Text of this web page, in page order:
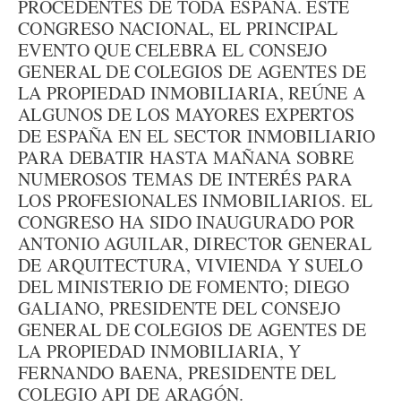
PROCEDENTES DE TODA ESPAÑA. ESTE
CONGRESO NACIONAL, EL PRINCIPAL
EVENTO QUE CELEBRA EL CONSEJO
GENERAL DE COLEGIOS DE AGENTES DE
LA PROPIEDAD INMOBILIARIA, REÚNE A
ALGUNOS DE LOS MAYORES EXPERTOS
DE ESPAÑA EN EL SECTOR INMOBILIARIO
PARA DEBATIR HASTA MAÑANA SOBRE
NUMEROSOS TEMAS DE INTERÉS PARA
LOS PROFESIONALES INMOBILIARIOS. EL
CONGRESO HA SIDO INAUGURADO POR
ANTONIO AGUILAR, DIRECTOR GENERAL
DE ARQUITECTURA, VIVIENDA Y SUELO
DEL MINISTERIO DE FOMENTO; DIEGO
GALIANO, PRESIDENTE DEL CONSEJO
GENERAL DE COLEGIOS DE AGENTES DE
LA PROPIEDAD INMOBILIARIA, Y
FERNANDO BAENA, PRESIDENTE DEL
COLEGIO API DE ARAGÓN.